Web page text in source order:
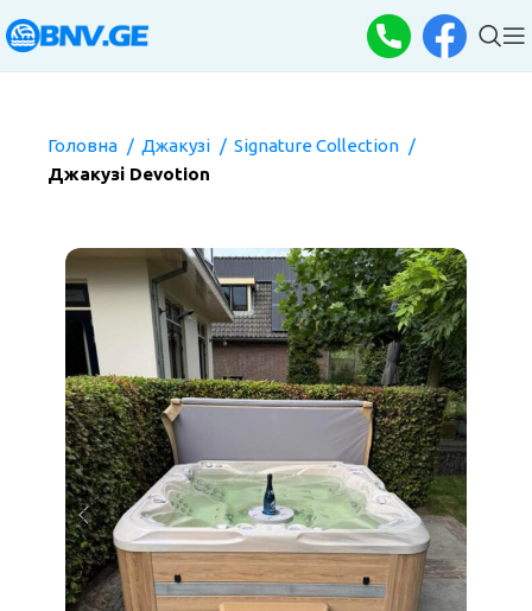
Головна Джакузі
Signature Collection
Джакузі Devotion